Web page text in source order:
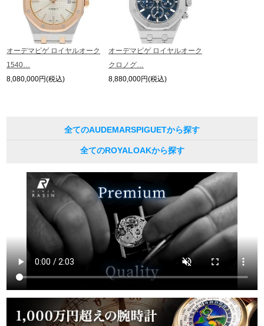
オーデマピゲ ロイヤルオーク
1540…
8,080,000円(税込)
オーデマピゲ ロイヤルオーク
クロノグ…
8,880,000円(税込)
全てのAUDEMARSPIGUETから探す
全てのROYALOAKから探す